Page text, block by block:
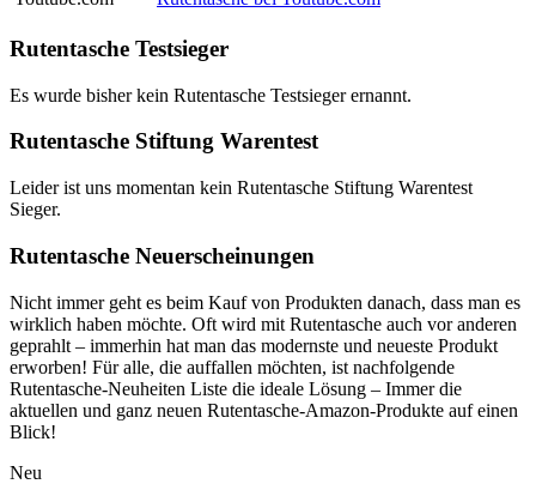
Rutentasche Testsieger
Es wurde bisher kein Rutentasche Testsieger ernannt.
Rutentasche Stiftung Warentest
Leider ist uns momentan kein Rutentasche Stiftung Warentest
Sieger.
Rutentasche Neuerscheinungen
Nicht immer geht es beim Kauf von Produkten danach, dass man es
wirklich haben möchte. Oft wird mit Rutentasche auch vor anderen
geprahlt – immerhin hat man das modernste und neueste Produkt
erworben! Für alle, die auffallen möchten, ist nachfolgende
Rutentasche-Neuheiten Liste die ideale Lösung – Immer die
aktuellen und ganz neuen Rutentasche-Amazon-Produkte auf einen
Blick!
Neu